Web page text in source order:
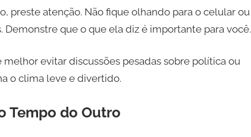
preste atenção. Não fique olhando para o celular ou
que o que ela diz é importante para você.
evitar discussões pesadas sobre política ou
o clima leve e divertido.
Tempo do Outro